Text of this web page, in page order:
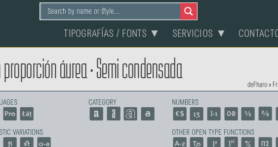
TIPOGRAFÍAS / FONTS ▼ SERVICIOS ▼
áurea • Semi condensada
deFharo »
CATEGORY
VARIATIONS
NUMBERS
OTHER OPEN TYPE FUNCTIONS